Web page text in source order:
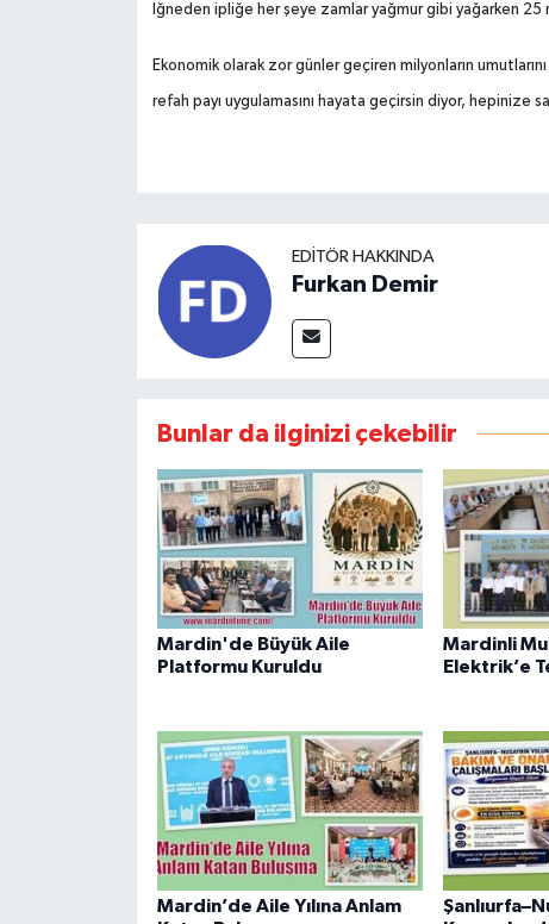
İğneden ipliğe her şeye zamlar yağmur gibi yağarken 25
Ekonomik olarak zor günler geçiren milyonların
refah payı uygulamasını hayata geçirsin diyor, hepinize
EDITÖR HAKKINDA
Furkan Demir
Bunlar da ilginizi çekebilir
Mardin'de Büyük Aile
Platformu Kuruldu
Mardinli
Elektrik’e
Mardin’de Aile Yılına Anlam